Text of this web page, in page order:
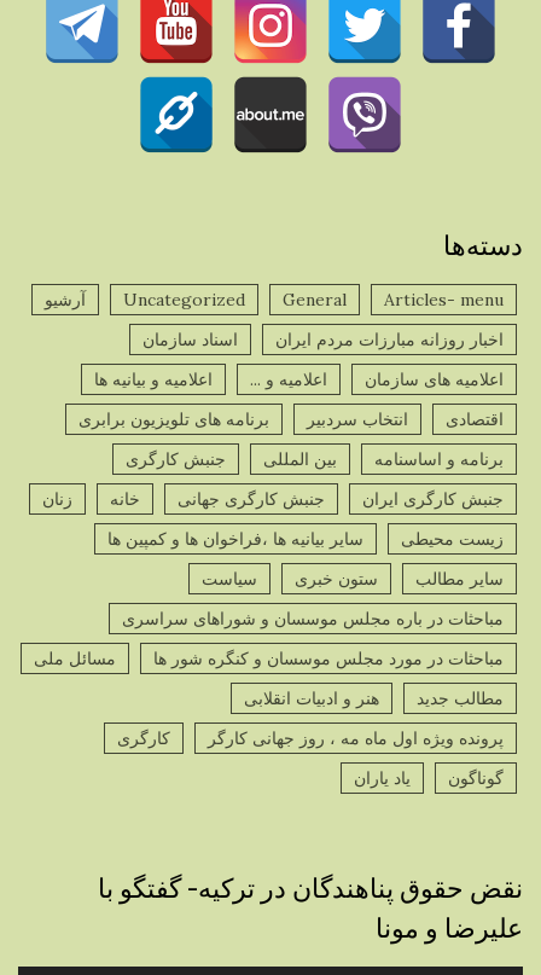
دسته‌ها
Articles- menu
General
Uncategorized
آرشیو
اخبار روزانه مبارزات مردم ایران
اسناد سازمان
اعلامیه های سازمان
اعلامیه و ...
اعلامیه و بیانیه ها
اقتصادی
انتخاب سردبیر
برنامه های تلویزیون برابری
برنامه و اساسنامه
بین المللی
جنبش کارگری
جنبش کارگری ایران
جنبش کارگری جهانی خانه
زنان
زیست محیطی
سایر بیانیه ها ،فراخوان ها و کمپین ها
سایر مطالب
ستون خبری
سیاست
مباحثات در باره مجلس موسسان و شوراهای سراسری
مباحثات در مورد مجلس موسسان و کنگره شور ها
مسائل ملی
مطالب جدید
هنر و ادبیات انقلابی
پرونده ویژه اول ماه مه ، روز جهانی کارگر
کارگری
گوناگون
یاد یاران
نقض حقوق پناهندگان در ترکیه- گفتگو با
علیرضا و مونا